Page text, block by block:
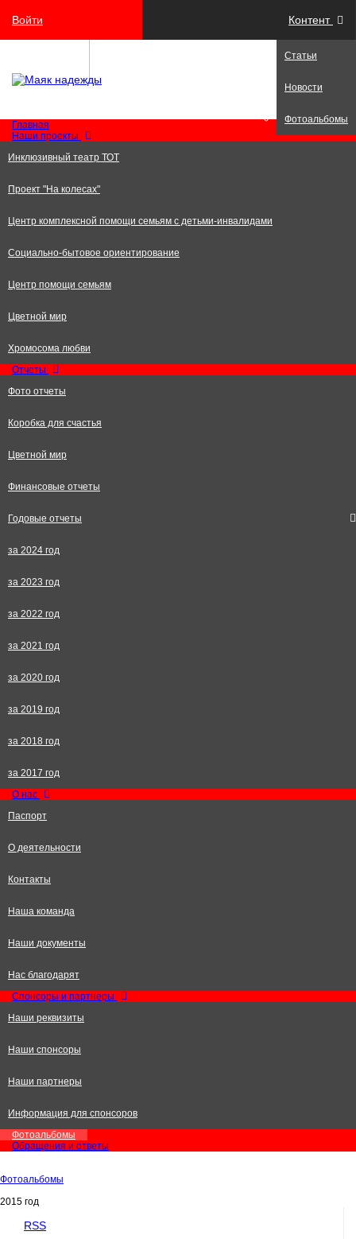
Войти Контент
Статьи
Новости
Фотоальбомы
Главная
Наши проекты
Инклюзивный театр ТОТ
Проект "На колесах"
Центр комплексной помощи семьям с детьми-инвалидами
Социально-бытовое ориентирование
Центр помощи семьям
Цветной мир
Хромосома любви
Отчеты
Фото отчеты
Коробка для счастья
Цветной мир
Финансовые отчеты
Годовые отчеты
за 2024 год
за 2023 год
за 2022 год
за 2021 год
за 2020 год
за 2019 год
за 2018 год
за 2017 год
О нас
Паспорт
О деятельности
Контакты
Наша команда
Наши документы
Нас благодарят
Спонсоры и партнеры
Наши реквизиты
Наши спонсоры
Наши партнеры
Информация для спонсоров
Фотоальбомы
Обращения и ответы
Фотоальбомы
2015 год
RSS